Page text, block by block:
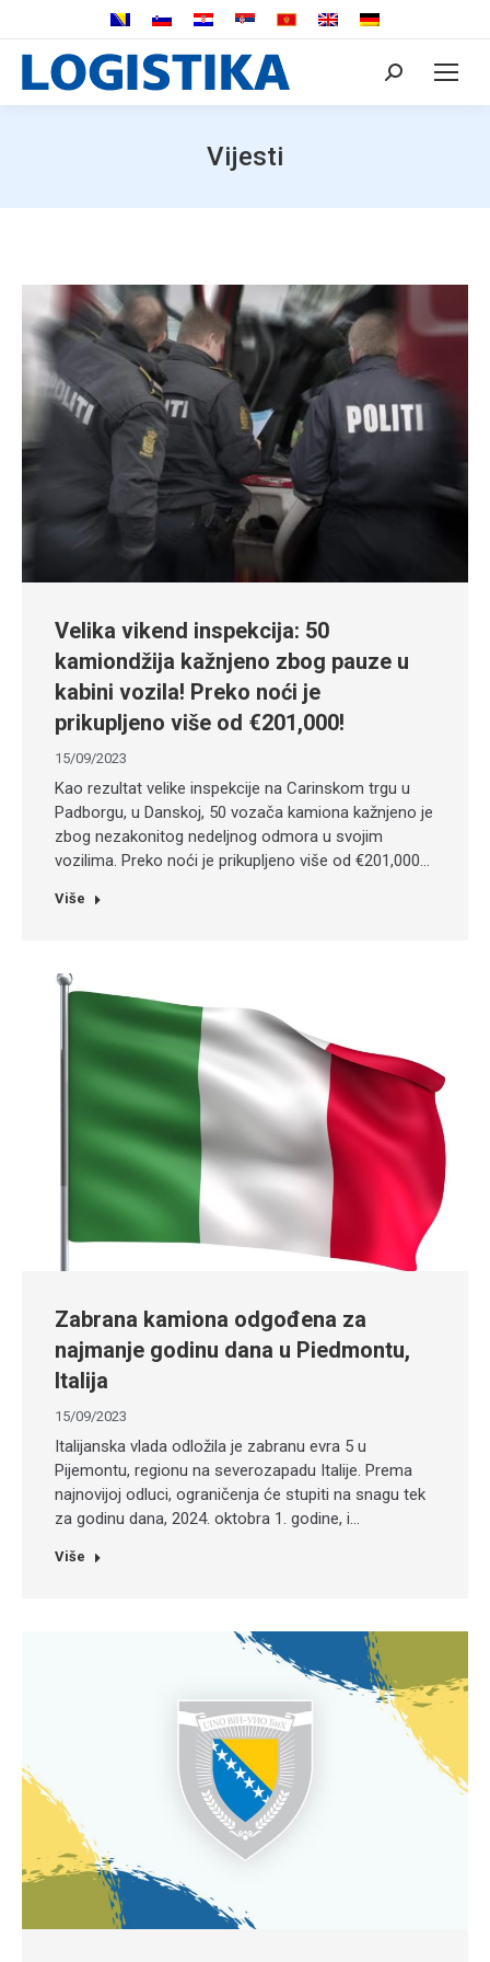
Search:
Vijesti
Velika vikend inspekcija: 50
kamiondžija kažnjeno zbog pauze u
kabini vozila! Preko noći je
prikupljeno više od €201,000!
15/09/2023
Kao rezultat velike inspekcije na Carinskom trgu u
Padborgu, u Danskoj, 50 vozača kamiona kažnjeno je
zbog nezakonitog nedeljnog odmora u svojim
vozilima. Preko noći je prikupljeno više od €201,000…
Više
Zabrana kamiona odgođena za
najmanje godinu dana u Piedmontu,
Italija
15/09/2023
Italijanska vlada odložila je zabranu evra 5 u
Pijemontu, regionu na severozapadu Italije. Prema
najnovijoj odluci, ograničenja će stupiti na snagu tek
za godinu dana, 2024. oktobra 1. godine, i…
Više